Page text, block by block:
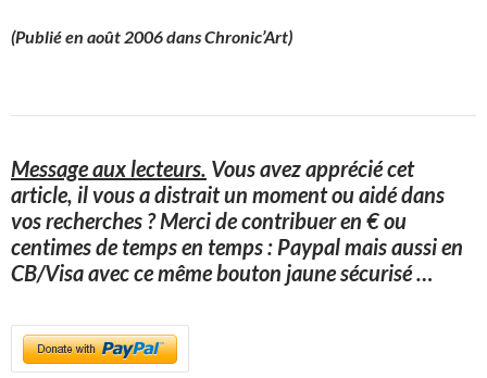
(Publié en août 2006 dans Chronic’Art)
Message aux lecteurs. Vous avez apprécié cet
article, il vous a distrait un moment ou aidé dans
vos recherches ? Merci de contribuer en € ou
centimes de temps en temps : Paypal mais aussi en
CB/Visa avec ce même bouton jaune sécurisé…